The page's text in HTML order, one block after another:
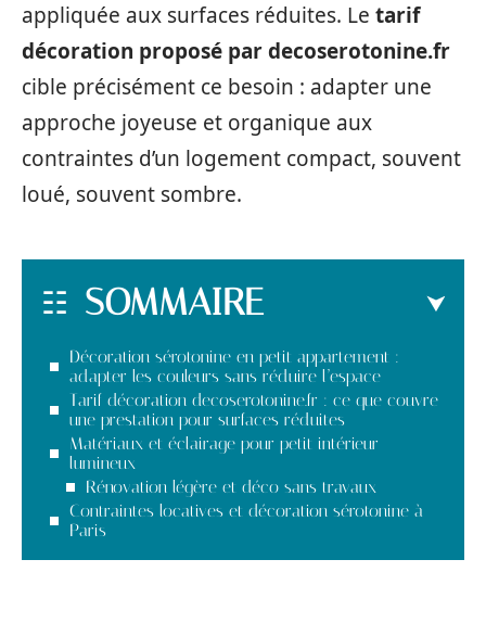
appliquée aux surfaces réduites. Le tarif
décoration proposé par decoserotonine.fr
cible précisément ce besoin : adapter une
approche joyeuse et organique aux
contraintes d’un logement compact, souvent
loué, souvent sombre.
SOMMAIRE
Décoration sérotonine en petit appartement :
adapter les couleurs sans réduire l’espace
Tarif décoration decoserotonine.fr : ce que couvre
une prestation pour surfaces réduites
Matériaux et éclairage pour petit intérieur
lumineux
Rénovation légère et déco sans travaux
Contraintes locatives et décoration sérotonine à
Paris